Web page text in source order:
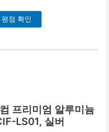
점 확인
프리미엄 알루미늄
LS01, 실버